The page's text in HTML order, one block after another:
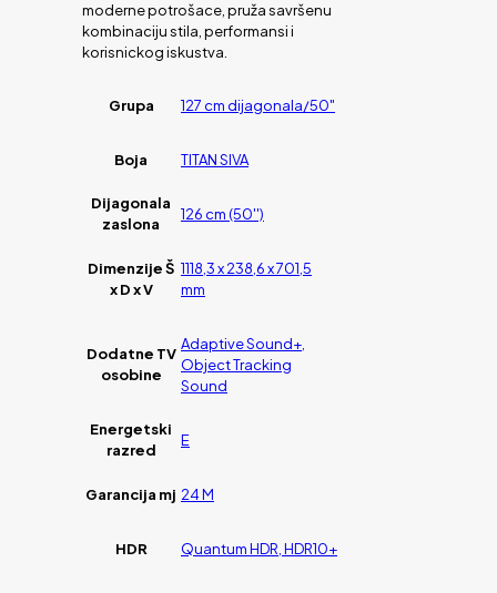
moderne potrošace, pruža savršenu
kombinaciju stila, performansi i
korisnickog iskustva.
Grupa 127 cm dijagonala/50"
Boja TITAN SIVA
Dijagonala
zaslona
126 cm (50'')
Dimenzije Š
x D x V
1118,3 x 238,6 x 701,5
mm
Dodatne TV
osobine
Adaptive Sound+,
Object Tracking
Sound
Energetski
razred
E
Garancija mj 24 M
HDR Quantum HDR, HDR10+